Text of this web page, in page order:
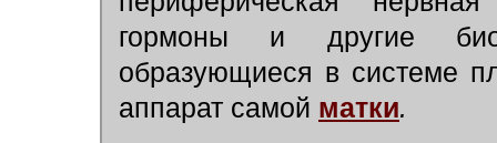
гормоны и другие
образующиеся в системе
аппарат самой матки.